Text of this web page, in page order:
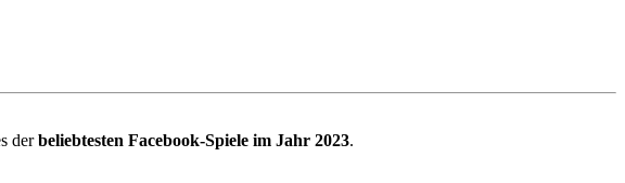
derbeliebtesten Facebook-Spiele im Jahr 2023.